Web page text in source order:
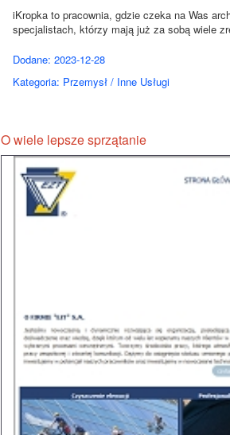
iKropka to pracownia, gdzie czeka na Was
specjalistach, którzy mają już za sobą wiele
Dodane: 2023-12-28
Kategoria: Przemysł / Inne Usługi
O wiele lepsze sprzątanie